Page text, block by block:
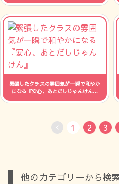
緊張したクラスの雰囲気が一瞬で和やか
になる『安心、あとだしじゃんけん』
No Previous
1 2 3
他のカテゴリーから検